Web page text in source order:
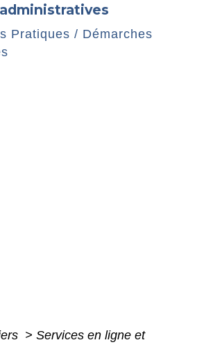
Pratiques / Démarches
> Services en ligne et